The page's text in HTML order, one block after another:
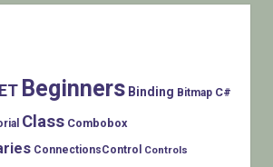
Beginners Binding Bitmap C#
Class Combobox
ConnectionsControl Controls